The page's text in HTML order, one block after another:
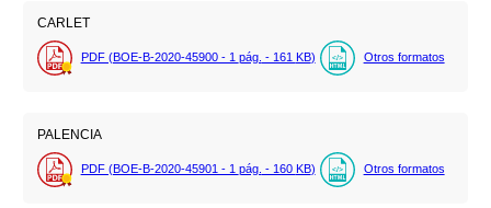
CARLET
PDF (BOE-B-2020-45900 - 1 pág. - 161 KB) Otros formatos
PALENCIA
PDF (BOE-B-2020-45901 - 1 pág. - 160 KB) Otros formatos